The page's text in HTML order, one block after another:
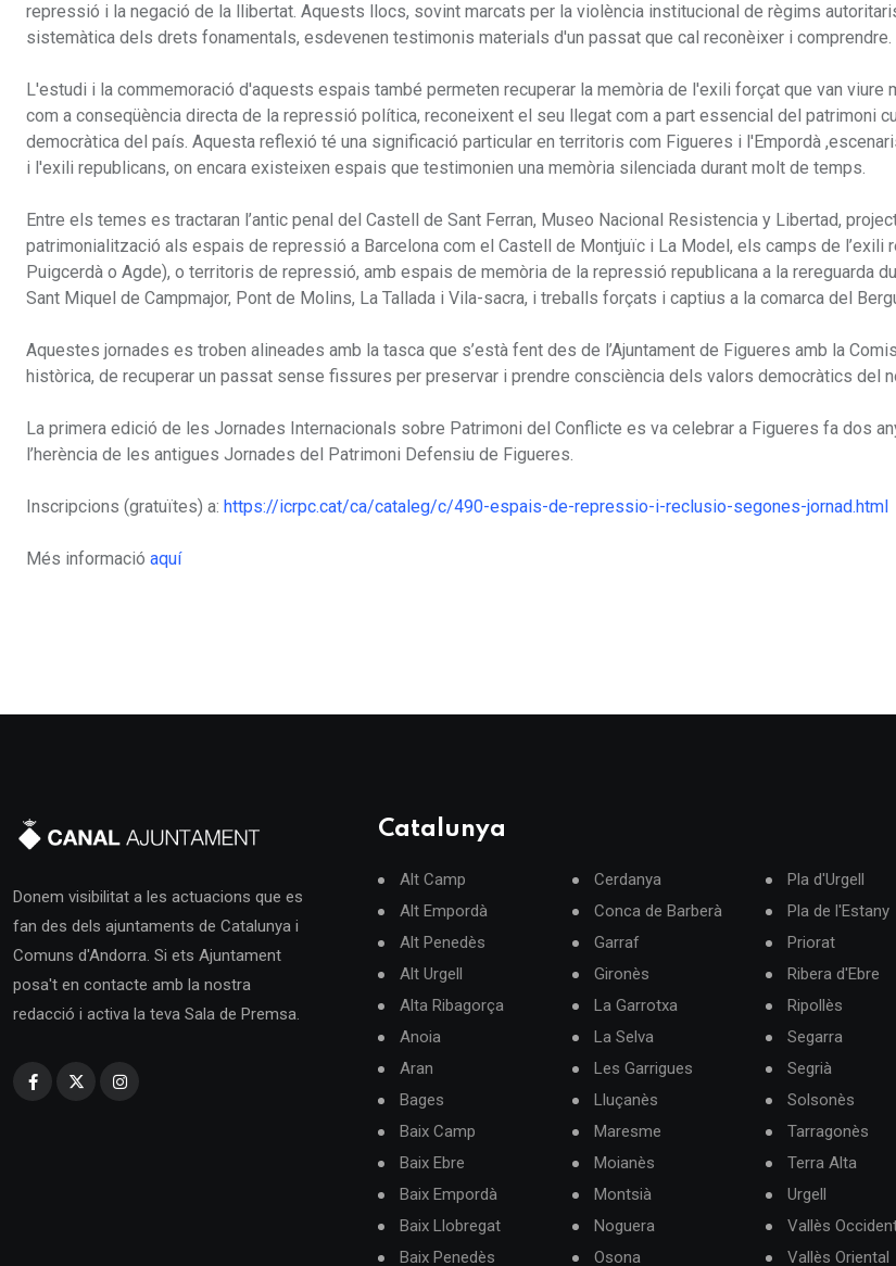
repressió i la negació de la llibertat. Aquests llocs, sovint marcats per la violència institucional de règims
sistemàtica dels drets fonamentals, esdevenen testimonis materials d'un passat que cal reconèixer i comprendre.
L'estudi i la commemoració d'aquests espais també permeten recuperar la memòria de l'exili forçat que van viure
com a conseqüència directa de la repressió política, reconeixent el seu llegat com a part essencial del patrimoni
democràtica del país. Aquesta reflexió té una significació particular en territoris com Figueres i l'Empordà
i l'exili republicans, on encara existeixen espais que testimonien una memòria silenciada durant molt de temps.
Entre els temes es tractaran l’antic penal del Castell de Sant Ferran, Museo Nacional Resistencia y Libertad,
patrimonialització als espais de repressió a Barcelona com el Castell de Montjuïc i La Model, els camps de l’exili
Puigcerdà o Agde), o territoris de repressió, amb espais de memòria de la repressió republicana a la rereguarda
Sant Miquel de Campmajor, Pont de Molins, La Tallada i Vila-sacra, i treballs forçats i captius a la comarca del
Aquestes jornades es troben alineades amb la tasca que s’està fent des de l’Ajuntament de Figueres amb la
històrica, de recuperar un passat sense fissures per preservar i prendre consciència dels valors democràtics del
La primera edició de les Jornades Internacionals sobre Patrimoni del Conflicte es va celebrar a Figueres fa dos
l’herència de les antigues Jornades del Patrimoni Defensiu de Figueres.
Inscripcions (gratuïtes) a: https://icrpc.cat/ca/cataleg/c/490-espais-de-repressio-i-reclusio-segones-jornad.html
Més informació aquí
Donem visibilitat a les actuacions que es
fan des dels ajuntaments de Catalunya i
Comuns d'Andorra. Si ets Ajuntament
posa't en contacte amb la nostra
redacció i activa la teva Sala de Premsa.
Catalunya
Alt Camp
Alt Empordà
Alt Penedès
Alt Urgell
Alta Ribagorça
Anoia
Aran
Bages
Baix Camp
Baix Ebre
Baix Empordà
Baix Llobregat
Baix Penedès
Cerdanya
Conca de Barberà
Garraf
Gironès
La Garrotxa
La Selva
Les Garrigues
Lluçanès
Maresme
Moianès
Montsià
Noguera
Osona
Pla d'Urgell
Pla de l'Estany
Priorat
Ribera d'Ebre
Ripollès
Segarra
Segrià
Solsonès
Tarragonès
Terra Alta
Urgell
Vallès
Vallès Oriental